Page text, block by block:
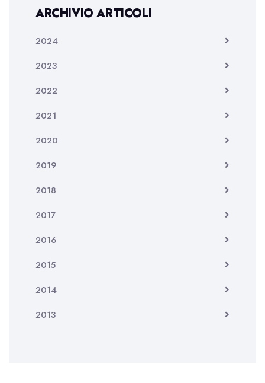
ARCHIVIO ARTICOLI
2024
2023
2022
2021
2020
2019
2018
2017
2016
2015
2014
2013